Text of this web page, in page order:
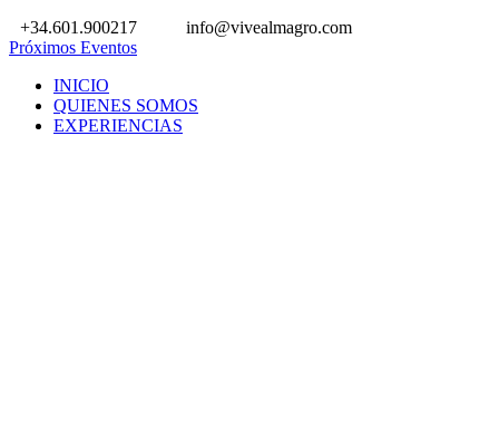
+34.601.900217
info@vivealmagro.com
Próximos Eventos
INICIO
QUIENES SOMOS
EXPERIENCIAS